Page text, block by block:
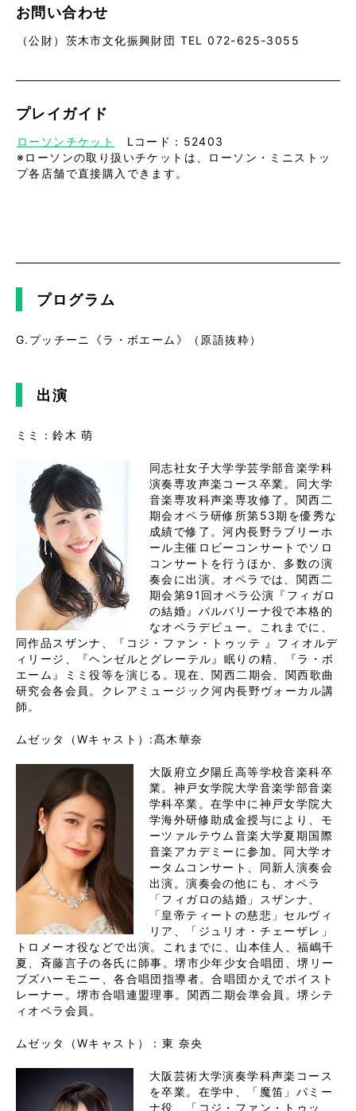
お問い合わせ
（公財）茨木市文化振興財団 TEL 072-625-3055
プレイガイド
ローソンチケット
Lコード：52403
※ローソンの取り扱いチケットは、ローソン・ミニストッ
プ各店舗で直接購入できます。
プログラム
G.プッチーニ《ラ・ボエーム》（原語抜粋）
出演
ミミ：鈴木 萌
同志社女子大学学芸学部音楽学科
演奏専攻声楽コース卒業。同大学
音楽専攻科声楽専攻修了。関西二
期会オペラ研修所第53期を優秀な
成績で修了。河内長野ラブリーホ
ール主催ロビーコンサートでソロ
コンサートを行うほか、多数の演
奏会に出演。オペラでは、関西二
期会第91回オペラ公演『フィガロ
の結婚』バルバリーナ役で本格的
なオペラデビュー。これまでに、
同作品スザンナ、『コジ・ファン・トゥッテ 』フィオルデ
ィリージ、『ヘンゼルとグレーテル』眠りの精、『ラ・ボ
エーム』ミミ役等を演じる。現在、関西二期会、関西歌曲
研究会各会員。クレアミュージック河内長野ヴォーカル講
師。
ムゼッタ（Wキャスト）:髙木華奈
大阪府立夕陽丘高等学校音楽科卒
業。神戸女学院大学音楽学部音楽
学科卒業。在学中に神戸女学院大
学海外研修助成金授与により、モ
ーツァルテウム音楽大学夏期国際
音楽アカデミーに参加。同大学オ
ータムコンサート、同新人演奏会
出演。演奏会の他にも、オペラ
「フィガロの結婚」スザンナ、
「皇帝ティートの慈悲」セルヴィ
リア、「ジュリオ・チェーザレ」
トロメーオ役などで出演。これまでに、山本佳人、福嶋千
夏、斉藤言子の各氏に師事。堺市少年少女合唱団、堺リー
ブズハーモニー、各合唱団指導者。合唱団かえでボイスト
レーナー。堺市合唱連盟理事。関西二期会準会員。堺シテ
ィオペラ会員。
ムゼッタ（Wキャスト）：東 奈央
大阪芸術大学演奏学科声楽コース
を卒業。在学中、「魔笛」パミー
ナ役、「コジ・ファン・トゥッ